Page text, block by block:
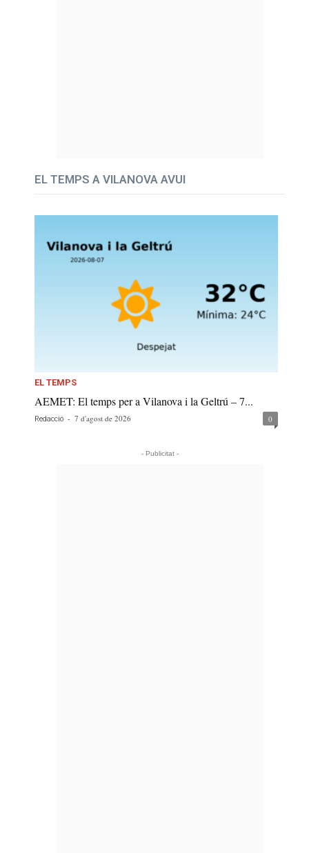
EL TEMPS A VILANOVA AVUI
EL TEMPS
AEMET: El temps per a Vilanova i la Geltrú – 7...
Redacció - 7 d'agost de 2026 0
- Publicitat -